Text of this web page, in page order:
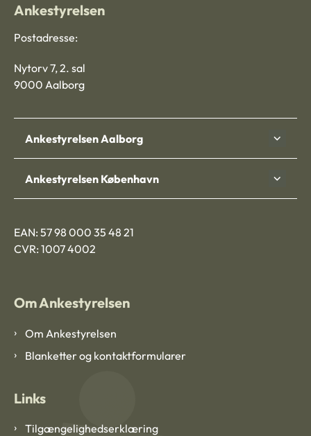
Ankestyrelsen
Postadresse:
Nytorv 7, 2. sal
9000 Aalborg
Ankestyrelsen Aalborg
Ankestyrelsen København
EAN: 57 98 000 35 48 21
CVR: 1007 4002
Om Ankestyrelsen
Om Ankestyrelsen
Blanketter og kontaktformularer
Links
Tilgængelighedserklæring